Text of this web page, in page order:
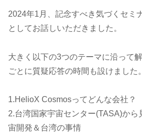
2024年1月、記念すべき気づくセミ
としてお話しいただきました。
大きく以下の3つのテーマに沿って
ごとに質疑応答の時間も設けました。
1.HelioX Cosmosってどんな会社？
2.台湾国家宇宙センター(TASA)から
宙開発＆台湾の事情